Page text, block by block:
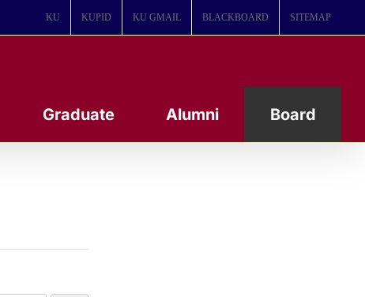
KU KUPID KU GMAIL BLACKBOARD SITEMAP
Graduate Alumni Board